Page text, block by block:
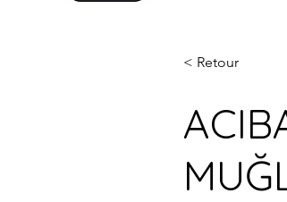
< Retour